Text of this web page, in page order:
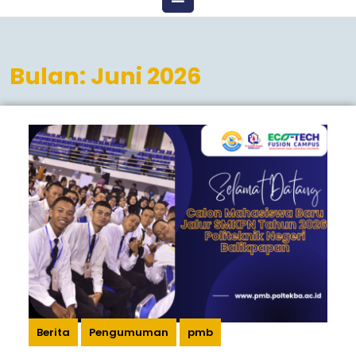
Menu
Bulan: Juni 2026
Berita Pengumuman pmb